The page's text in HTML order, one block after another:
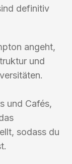
definitiv
angeht,
und
und Cafés,
sodass du